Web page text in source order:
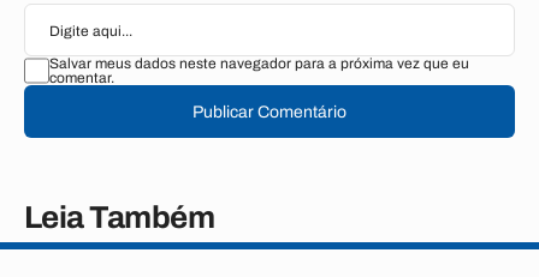
Salvar meus dados neste navegador para a próxima vez que eu
comentar.
Publicar Comentário
Leia Também